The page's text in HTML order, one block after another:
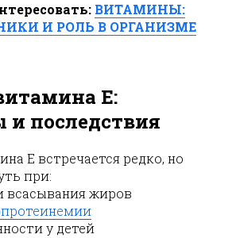
ВИТАМИНЫ:
И РОЛЬ В ОРГАНИЗМЕ
E:
последствия
E встречается редко, но
при:
всасывания жиров
у детей